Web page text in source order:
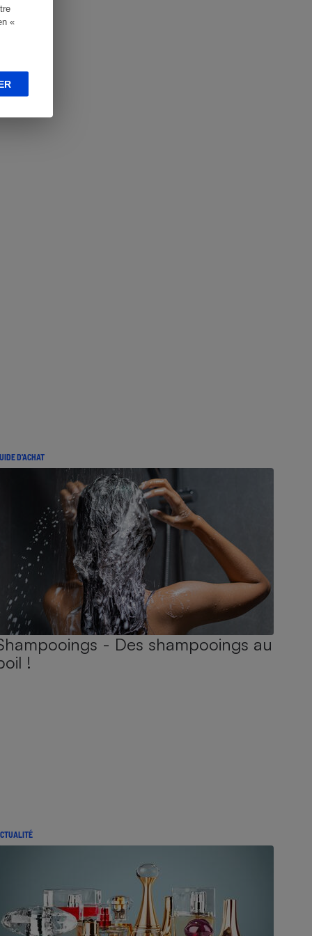
«
D'ACHAT
- Des shampooings au
!